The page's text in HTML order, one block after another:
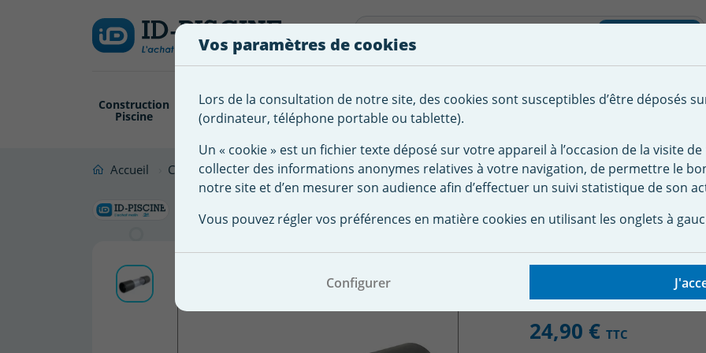
Construction
Piscine
Revêtement
Piscine
Pompe
Filtration
Traitement de
l'eau
Robot
Piscine
Chauffage & Couverture Autour de la
Accueil Construction Piscine Plomberie pour piscine Raccords et pièces PVC Voyant de contrôle
Voyant de contrôle PVC Ø63 mm
24,90 € TTC
Vos paramètres de cookies
Lors de la consultation de notre site, des cookies sont susceptibles d’être déposés
(ordinateur, téléphone portable ou tablette).
Un « cookie » est un fichier texte déposé sur votre appareil à l’occasion de la visite
collecter des informations anonymes relatives à votre navigation, de permettre le
notre site et d’en mesurer son audience afin d’effectuer un suivi statistique de son
Vous pouvez régler vos préférences en matière cookies en utilisant les onglets à
Configurer